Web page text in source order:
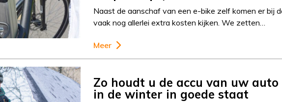
Naast de aanschaf van een e-bike zelf komen er bij
vaak nog allerlei extra kosten kijken. We zetten…
Meer
Zo houdt u de accu van uw auto
in de winter in goede staat